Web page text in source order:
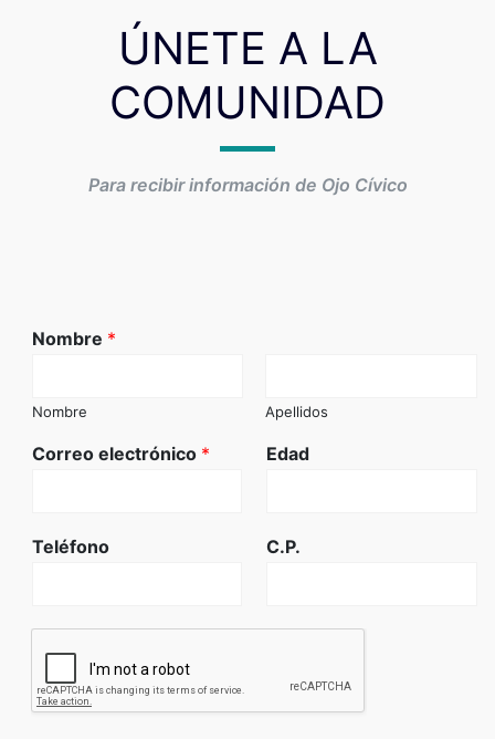
ÚNETE A LA
COMUNIDAD
Para recibir información de Ojo Cívico
Nombre *
Nombre Apellidos
Correo electrónico * Edad
Teléfono C.P.